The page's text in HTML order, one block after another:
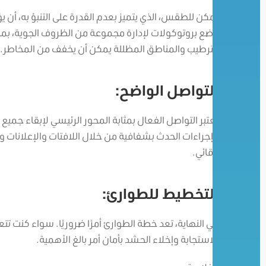
يمكن للطقس، الذي يتميز بعدم القدرة على التنبؤ
وضع بروتوكولات لإدارة مجموعة من الظروف الجوية،
الترطيب والمناطق المظللة يمكن أن يخفف من المخاطر.
التواصل الواضح:
يعتبر التواصل الفعال بمثابة المحور الرئيسي
وإجراءات الحدث بشفافية من خلال اللافتات
وقائي.
التخطيط للطوارئ:
في النهاية، تعد خطة الطوارئ أمرًا ضروريًا. سواء
الاستجابة وإخلاء الحشد بأمان أمر بالغ الأهمية.